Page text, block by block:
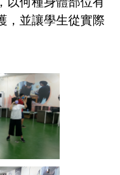
，並讓學生從實際